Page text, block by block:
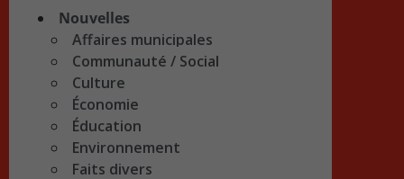
Nouvelles
Affaires municipales
Communauté / Social
Culture
Économie
Éducation
Environnement
Faits divers